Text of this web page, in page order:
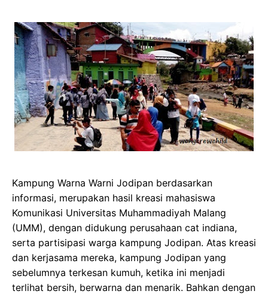
Kampung Warna Warni Jodipan berdasarkan
informasi, merupakan hasil kreasi mahasiswa
Komunikasi Universitas Muhammadiyah Malang
(UMM), dengan didukung perusahaan cat indiana,
serta partisipasi warga kampung Jodipan. Atas kreasi
dan kerjasama mereka, kampung Jodipan yang
sebelumnya terkesan kumuh, ketika ini menjadi
terlihat bersih, berwarna dan menarik. Bahkan dengan